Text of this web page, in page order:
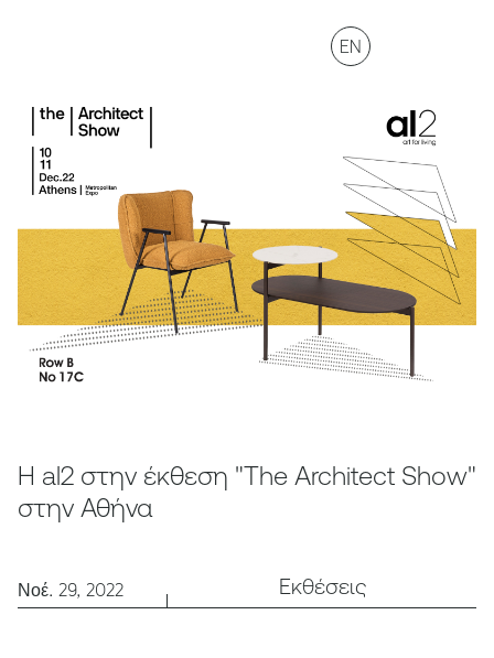
EN
H al2 στην έκθεση "The Architect Show"
στην Αθήνα
Νοέ. 29, 2022 Εκθέσεις